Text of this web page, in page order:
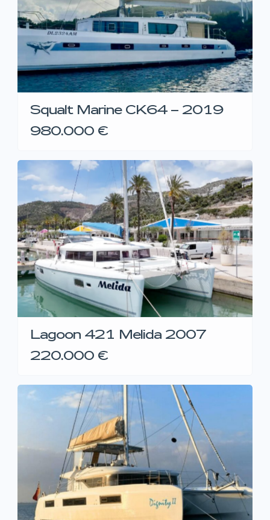
Squalt Marine CK64 – 2019
980.000 €
Lagoon 421 Melida 2007
220.000 €